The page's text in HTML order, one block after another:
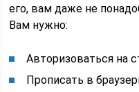
его, вам даже не
Вам нужно:
Авторизоваться на
Прописать в